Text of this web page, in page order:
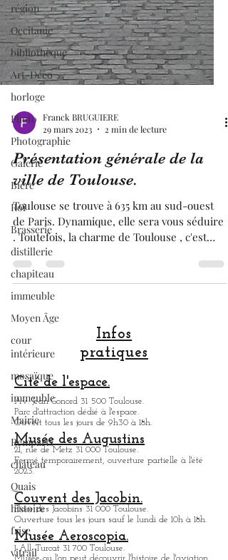
région
Occitanie
bibliothèque
Art-Déco
horloge
Photo
Photographie
Galerie
Bière
Roi
Brasserie
distillerie
chapiteau
immeuble
Moyen Âge
cour
intérieure
mosaïque
immeuble
Mairie
Remparts
château
Quais
histoire
frise
vitrail
Franck BRUGUIERE
29 mars 2023
2 min de lecture
Présentation générale de la
ville de Toulouse.
Toulouse se trouve à 635 km au sud-ouest
de Paris. Dynamique, elle sera vous séduire
qu'elle ne s'offrira pas à vous, il faudra
partir à sa découverte. Je dois dire, que
même moi, dès que je pars en promenade
dans le centre historique de Toulouse, je
découvre toujours de beaux trésors
inattendus. Dernière chose de cette
présentation, c'est que même si Toulouse
est la ville rose, elle renferme tous les styles
architecturaux qui ex
Infos
pratiques
Cité de l'espace.
Av. Jean Gonord 31 500 Toulouse.
Parc d'attraction dédié à l'espace.
Ouvert tous les jours de 9h30 à 18h.
Musée des Augustins
21, rue de Metz 31 000 Toulouse.
Fermé temporairement, ouverture partielle à l'été
2023.